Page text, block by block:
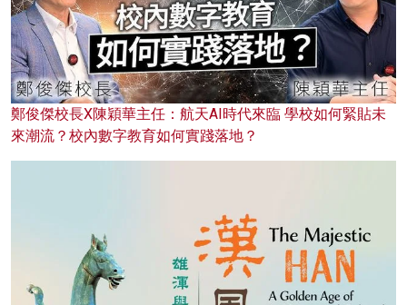
鄭俊傑校長X陳穎華主任：航天AI時代來臨 學校如何緊貼未
來潮流？校內數字教育如何實踐落地？